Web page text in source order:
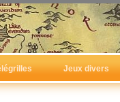
Jeux divers